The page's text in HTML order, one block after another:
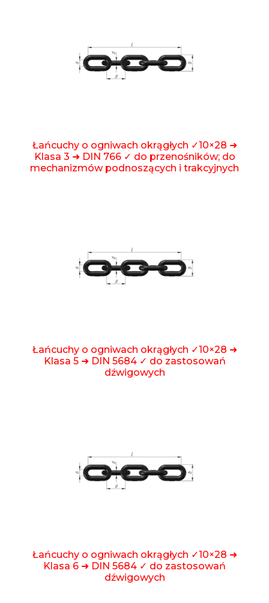
Łańcuchy o ogniwach okrągłych ✓10×28 ➜
Klasa 3 ➜ DIN 766 ✓ do przenośników; do
mechanizmów podnoszących i trakcyjnych
Łańcuchy o ogniwach okrągłych ✓10×28 ➜
Klasa 5 ➜ DIN 5684 ✓ do zastosowań
dźwigowych
Łańcuchy o ogniwach okrągłych ✓10×28 ➜
Klasa 6 ➜ DIN 5684 ✓ do zastosowań
dźwigowych